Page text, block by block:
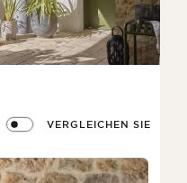
VERGLEICHEN SIE